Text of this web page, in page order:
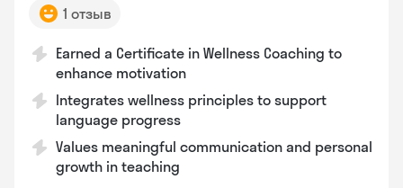
1 отзыв
Earned a Certificate in Wellness Coaching to
enhance motivation
Integrates wellness principles to support
language progress
Values meaningful communication and personal
growth in teaching